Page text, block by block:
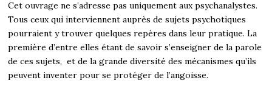
Cet ouvrage ne s’adresse pas uniquement aux psychanalystes.
Tous ceux qui interviennent auprès de sujets psychotiques
pourraient y trouver quelques repères dans leur pratique. La
première d’entre elles étant de savoir s’enseigner de la parole
de ces sujets, et de la grande diversité des mécanismes qu’ils
peuvent inventer pour se protéger de l’angoisse.